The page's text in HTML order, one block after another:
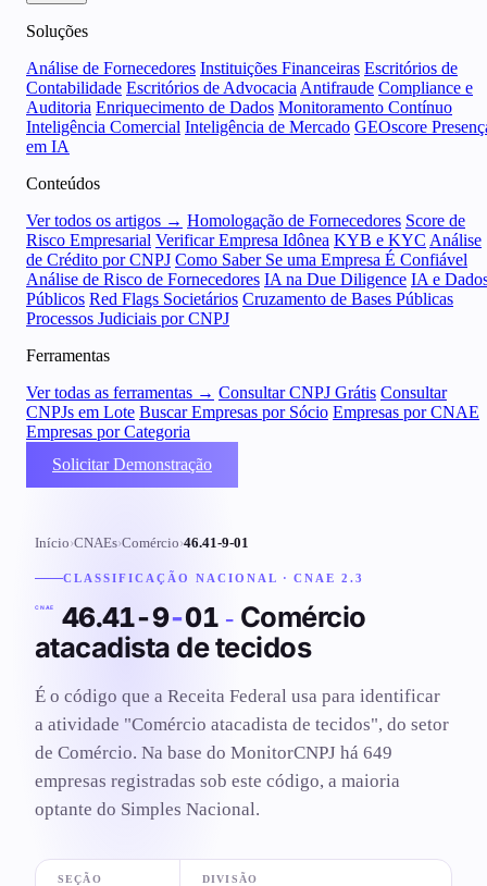
Soluções
Análise de Fornecedores Instituições Financeiras Escritórios de
Contabilidade Escritórios de Advocacia Antifraude Compliance e
Auditoria Enriquecimento de Dados Monitoramento Contínuo
Inteligência Comercial Inteligência de Mercado GEOscore
em IA
Conteúdos
Ver todos os artigos → Homologação de Fornecedores Score de
Risco Empresarial Verificar Empresa Idônea KYB e KYC Análise
de Crédito por CNPJ Como Saber Se uma Empresa É Confiável
Análise de Risco de Fornecedores IA na Due Diligence IA e
Públicos Red Flags Societários Cruzamento de Bases Públicas
Processos Judiciais por CNPJ
Ferramentas
Ver todas as ferramentas → Consultar CNPJ Grátis Consultar
CNPJs em Lote Buscar Empresas por Sócio Empresas por CNAE
Empresas por Categoria
Solicitar Demonstração
Início›CNAEs›Comércio›46.41-9-01
CLASSIFICAÇÃO NACIONAL · CNAE 2.3
CNAE 46.41-9-01- Comércio
atacadista de tecidos
É o código que a Receita Federal usa para identificar
a atividade "Comércio atacadista de tecidos", do setor
de Comércio. Na base do MonitorCNPJ há 649
empresas registradas sob este código, a maioria
optante do Simples Nacional.
SEÇÃO DIVISÃO